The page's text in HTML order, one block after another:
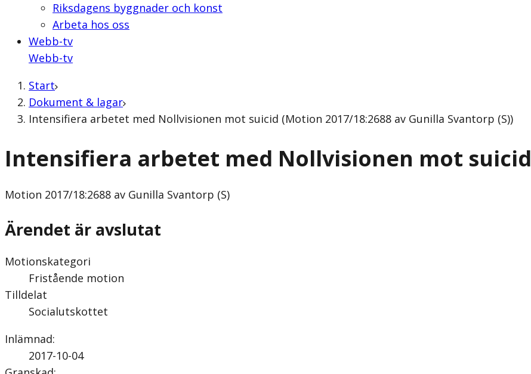
Riksdagens byggnader och konst
Arbeta hos oss
Webb-tv
Webb-tv
Start
Dokument & lagar
Intensifiera arbetet med Nollvisionen mot suicid (Motion 2017/18:2688 av Gunilla Svantorp (S))
Intensifiera arbetet med Nollvisionen mot suicid
Motion 2017/18:2688 av Gunilla Svantorp (S)
Ärendet är avslutat
Motionskategori
Fristående motion
Tilldelat
Socialutskottet
Inlämnad:
2017-10-04